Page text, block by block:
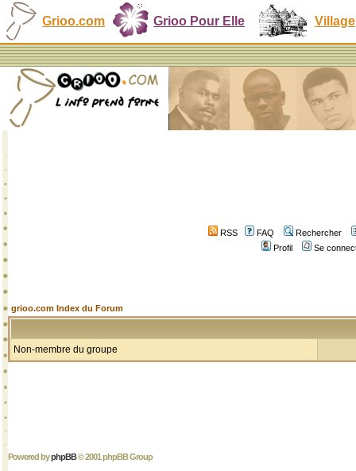
Grioo.com Grioo Pour Elle Village
RSS FAQ
Rechercher
Profil
Se
grioo.com Index du Forum
Non-membre du groupe
Powered byphpBB© 2001 phpBB Group